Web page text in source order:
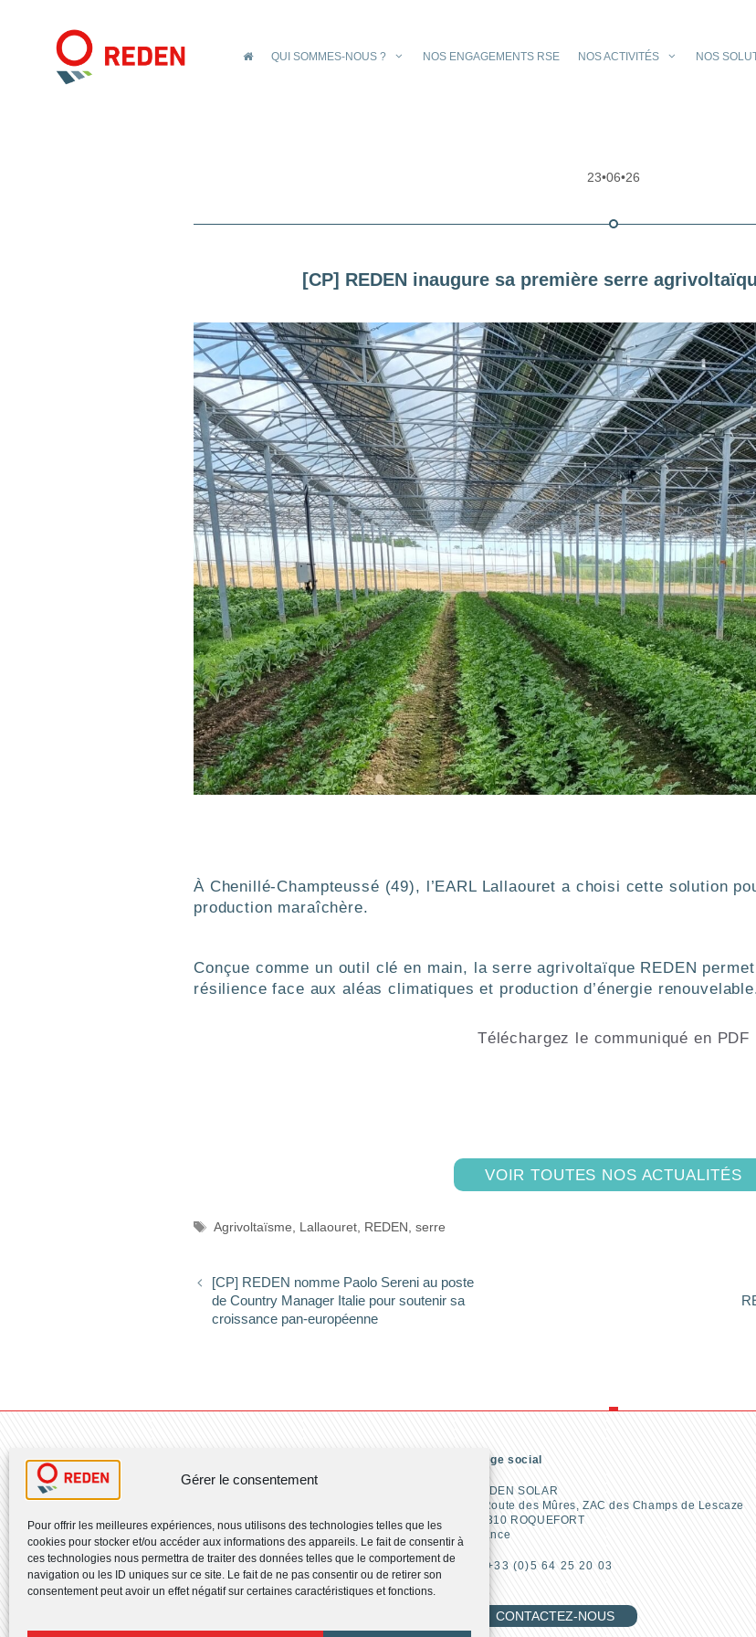
Gérer le consentement
Pour offrir les meilleures expériences, nous utilisons des technologies telles que les
cookies pour stocker et/ou accéder aux informations des appareils. Le fait de consentir à
ces technologies nous permettra de traiter des données telles que le comportement de
navigation ou les ID uniques sur ce site. Le fait de ne pas consentir ou de retirer son
consentement peut avoir un effet négatif sur certaines caractéristiques et fonctions.
QUI SOMMES-NOUS ? NOS ENGAGEMENTS RSE NOS ACTIVITÉS NOS
[CP] REDEN inaugure sa première serre
23•06•26
À Chenillé-Champteussé (49), l’EARL Lallaouret a choisi cette solution
production maraîchère.
Conçue comme un outil clé en main, la serre agrivoltaïque REDEN
résilience face aux aléas climatiques et production d’énergie
Téléchargez le communiqué en PDF
VOIR TOUTES NOS ACTUALITÉS
Agrivoltaïsme Lallaouret, REDEN serre
[CP] REDEN nomme Paolo Sereni au poste
de Country Manager Italie pour soutenir sa
croissance pan-européenne
RETROUVEZ-NOUS
Siège social
REDEN SOLAR
2 Route des Mûres, ZAC des Champs de Lescaze
47310 ROQUEFORT
France
T. +33 (0)5 64 25 20 03
CONTACTEZ-NOUS